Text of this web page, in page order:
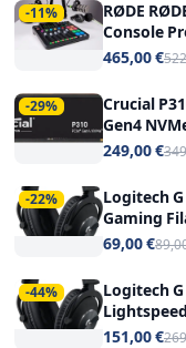
-11%
RØDE
Console
Tout-en-
465,00 €
-29%
Crucial
Gen4
7.100 Mo/s
249,00 €
-22%
Logitech G
Gaming
7.1
69,00 €
-44%
Logitech G
bluetooth
151,00 €